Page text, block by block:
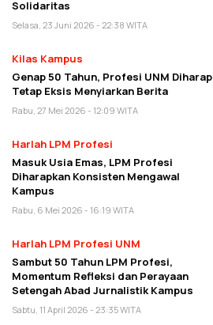
Solidaritas
Selasa, 23 Juni 2026 - 22:38 WITA
Kilas Kampus
Genap 50 Tahun, Profesi UNM Diharap
Tetap Eksis Menyiarkan Berita
Rabu, 27 Mei 2026 - 12:09 WITA
Harlah LPM Profesi
Masuk Usia Emas, LPM Profesi
Diharapkan Konsisten Mengawal
Kampus
Rabu, 6 Mei 2026 - 16:19 WITA
Harlah LPM Profesi UNM
Sambut 50 Tahun LPM Profesi,
Momentum Refleksi dan Perayaan
Setengah Abad Jurnalistik Kampus
Sabtu, 11 April 2026 - 23:35 WITA